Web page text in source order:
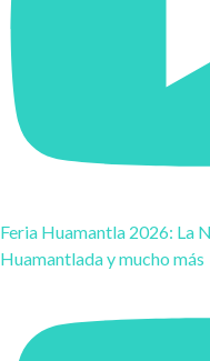
Feria Huamantla 2026: La
Huamantlada y mucho más